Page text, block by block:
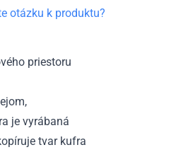
otázku k produktu?
priestoru
je vyrábaná
tvar kufra